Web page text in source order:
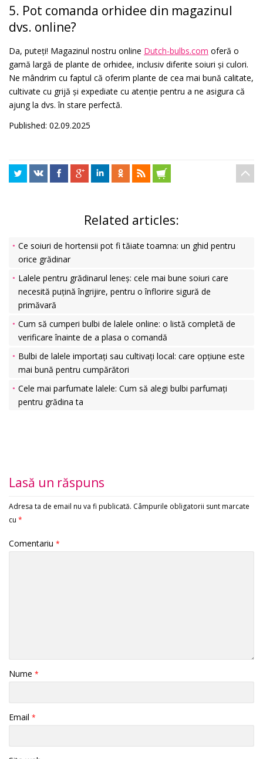
5. Pot comanda orhidee din magazinul
dvs. online?
Da, puteți! Magazinul nostru online Dutch-bulbs.com oferă o
gamă largă de plante de orhidee, inclusiv diferite soiuri și culori.
Ne mândrim cu faptul că oferim plante de cea mai bună calitate,
cultivate cu grijă și expediate cu atenție pentru a ne asigura că
ajung la dvs. în stare perfectă.
Published: 02.09.2025
Related articles:
Ce soiuri de hortensii pot fi tăiate toamna: un ghid pentru
orice grădinar
Lalele pentru grădinarul leneș: cele mai bune soiuri care
necesită puțină îngrijire, pentru o înflorire sigură de
primăvară
Cum să cumperi bulbi de lalele online: o listă completă de
verificare înainte de a plasa o comandă
Bulbi de lalele importați sau cultivați local: care opțiune este
mai bună pentru cumpărători
Cele mai parfumate lalele: Cum să alegi bulbi parfumați
pentru grădina ta
Lasă un răspuns
Adresa ta de email nu va fi publicată. Câmpurile obligatorii sunt marcate
cu *
Comentariu *
Nume *
Email *